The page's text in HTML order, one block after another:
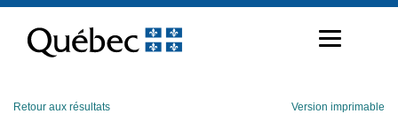
contenu
Retour aux résultats Version imprimable